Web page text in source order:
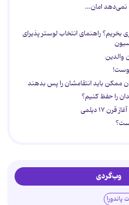
نمی‌دهد امان...
بخریم؟ راهنمای انتخاب لوستر پذیرای
والدین
را حفظ کنیم؟
۱۷ دیلمی
وب‌گردی
پاندورا